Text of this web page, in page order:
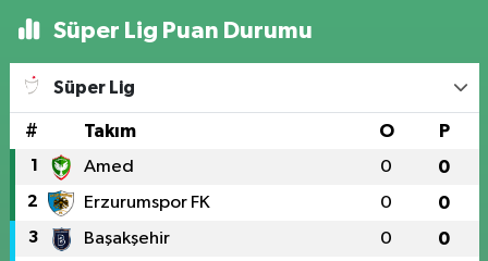
Süper Lig Puan Durumu
Süper Lig
# Takım O P
1 Amed 0 0
2 Erzurumspor FK 0 0
3 Başakşehir 0 0